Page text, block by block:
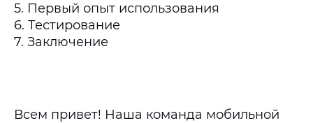
5. Первый опыт использования
6. Тестирование
7. Заключение
Всем привет! Наша команда мобильной